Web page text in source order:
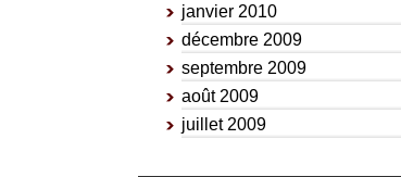
janvier 2010
décembre 2009
septembre 2009
août 2009
juillet 2009